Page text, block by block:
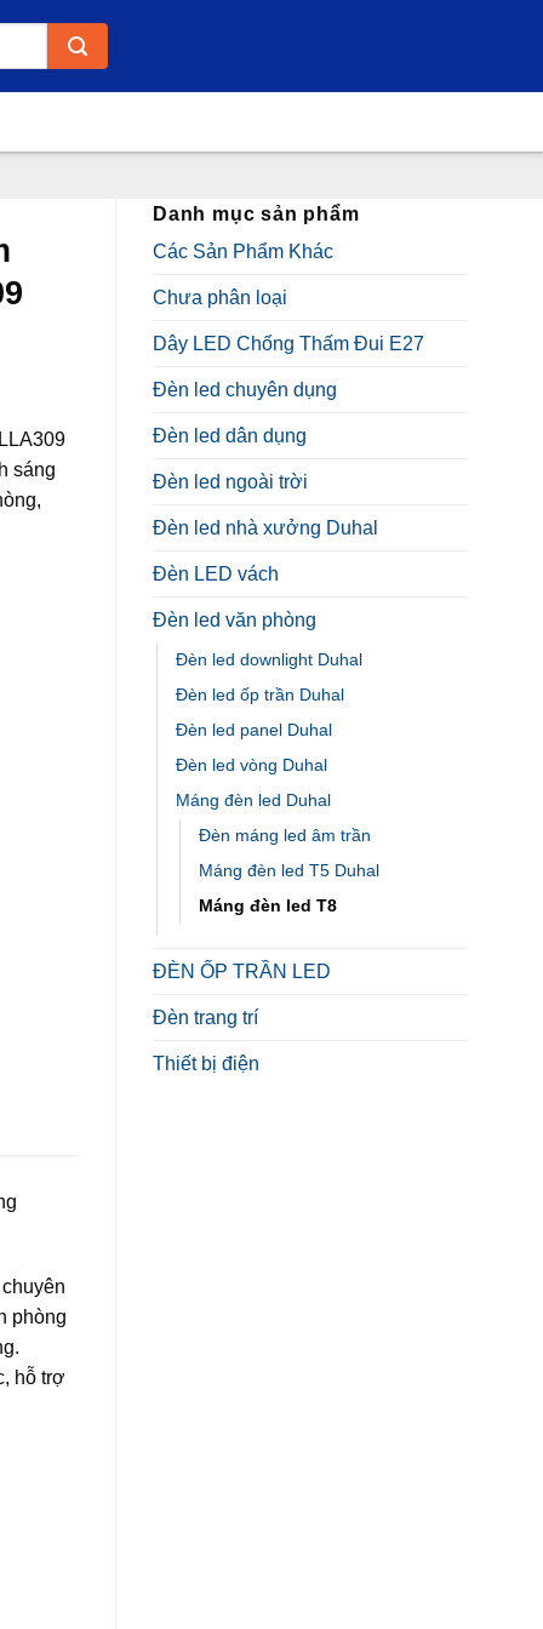
Danh mục sản phẩm
Các Sản Phẩm Khác
Chưa phân loại
Dây LED Chống Thấm Đui E27
Đèn led chuyên dụng
Đèn led dân dụng
Đèn led ngoài trời
Đèn led nhà xưởng Duhal
Đèn LED vách
Đèn led văn phòng
Đèn led downlight Duhal
Đèn led ốp trần Duhal
Đèn led panel Duhal
Đèn led vòng Duhal
Máng đèn led Duhal
Đèn máng led âm trần
Máng đèn led T5 Duhal
Máng đèn led T8
ĐÈN ỐP TRẦN LED
Đèn trang trí
Thiết bị điện
sáng
phòng
hỗ trợ